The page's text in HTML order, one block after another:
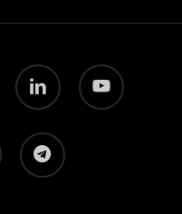
linkedin youtube
telegram